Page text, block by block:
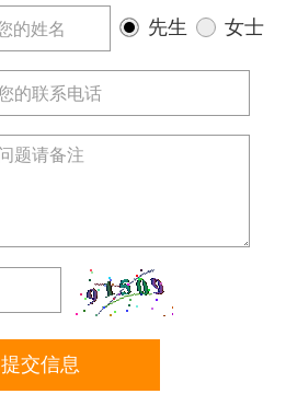
先生 女士
提交信息